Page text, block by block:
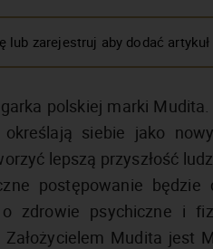
lub zarejestruj aby dodać
polskiej marki
siebie jako
lepszą przyszłość
postępowanie będzie
zdrowie psychiczne i
Mudita jest